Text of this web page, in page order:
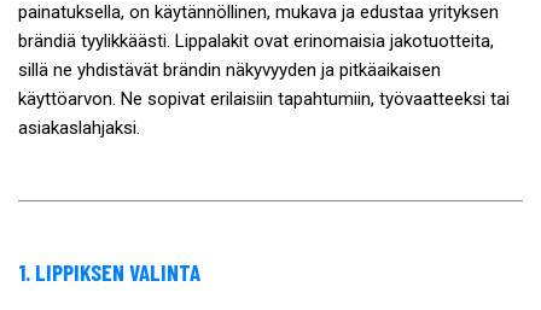
painatuksella, on käytännöllinen, mukava ja edustaa yrityksen
brändiä tyylikkäästi. Lippalakit ovat erinomaisia jakotuotteita,
sillä ne yhdistävät brändin näkyvyyden ja pitkäaikaisen
käyttöarvon. Ne sopivat erilaisiin tapahtumiin, työvaatteeksi tai
asiakaslahjaksi.
1. LIPPIKSEN VALINTA